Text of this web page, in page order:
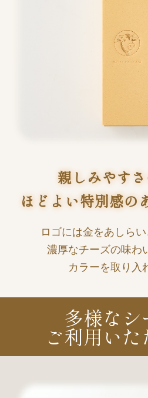
親しみやすさ
ほどよい特別感の
ロゴには金をあしらい
濃厚なチーズの味わ
カラーを取り入
多様な
ご利用い